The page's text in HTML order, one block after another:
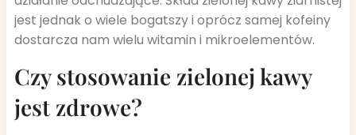
jest jednak o wiele bogatszy i oprócz samej kofeiny
dostarcza nam wielu witamin i mikroelementów.
Czy stosowanie zielonej kawy
jest zdrowe?